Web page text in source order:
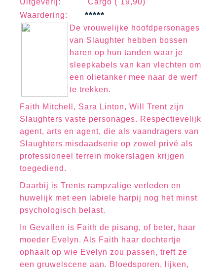
Uitgeverij: Cargo ( 19,90)
Waardering: *****
De vrouwelijke hoofdpersonages
van Slaughter hebben bossen
haren op hun tanden waar je
sleepkabels van kan vlechten om
een olietanker mee naar de werf
te trekken.
Faith Mitchell, Sara Linton, Will Trent zijn
Slaughters vaste personages. Respectievelijk
agent, arts en agent, die als vaandragers van
Slaughters misdaadserie op zowel privé als
professioneel terrein mokerslagen krijgen
toegediend.
Daarbij is Trents rampzalige verleden en
huwelijk met een labiele harpij nog het minst
psychologisch belast.
In Gevallen is Faith de pisang, of beter, haar
moeder Evelyn. Als Faith haar dochtertje
ophaalt op wie Evelyn zou passen, treft ze
een gruwelscene aan. Bloedsporen, lijken,